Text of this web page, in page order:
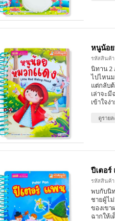
หนูน้อ
รหัสสินค้า
นิทาน 2
ไปไหน
แต่กลับ
เล่าจะ
เข้าใจ
ดูรายล
ปีเตอร์
รหัสสินค้า
พบกับนิ
ชายผู้ไ
ของเขา
ฉากให้